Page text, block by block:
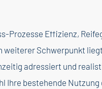
Prozesse Effizienz,
Schwerpunkt
adressiert und
bestehende